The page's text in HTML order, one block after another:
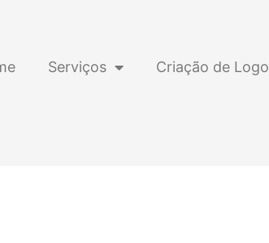
Serviços Criação de Logo